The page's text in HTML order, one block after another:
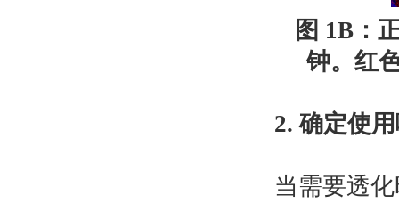
图 1B：正
钟。红
2. 确定使用
当需要透化